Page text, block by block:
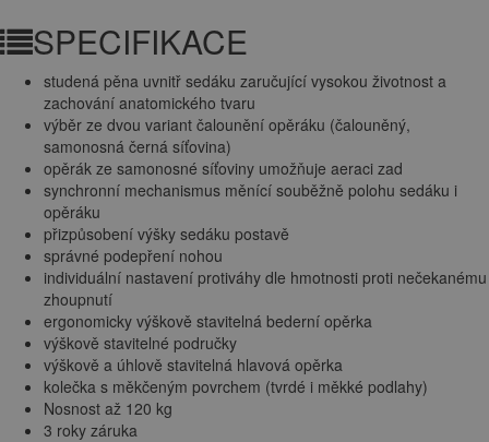
SPECIFIKACE
studená pěna uvnitř sedáku zaručující vysokou životnost a
zachování anatomického tvaru
výběr ze dvou variant čalounění opěráku (čalouněný,
samonosná černá síťovina)
opěrák ze samonosné síťoviny umožňuje aeraci zad
synchronní mechanismus měnící souběžně polohu sedáku i
opěráku
přizpůsobení výšky sedáku postavě
správné podepření nohou
individuální nastavení protiváhy dle hmotnosti proti nečekanému
zhoupnutí
ergonomicky výškově stavitelná bederní opěrka
výškově stavitelné područky
výškově a úhlově stavitelná hlavová opěrka
kolečka s měkčeným povrchem (tvrdé i měkké podlahy)
Nosnost až 120 kg
3 roky záruka